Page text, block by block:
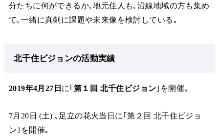
分たちに何ができるか､地元住人も､沿線地域の方も集め
て､一緒に真剣に課題や未来像を検討している｡
北千住ビジョンの活動実績
2019年4月27日 に｢ 第１回 北千住ビジョン ｣を開催｡
7月20日 (土) ､足立の花火当日に｢第２回 北千住ビジョ
ン｣を開催｡